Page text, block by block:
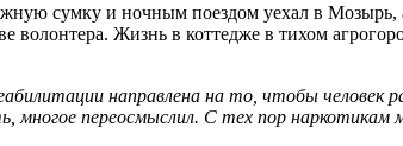
сумку и ночным поездом уехал в
волонтера. Жизнь в коттедже в тихом
направлена на то, чтобы человек
многое переосмыслил. С тех пор